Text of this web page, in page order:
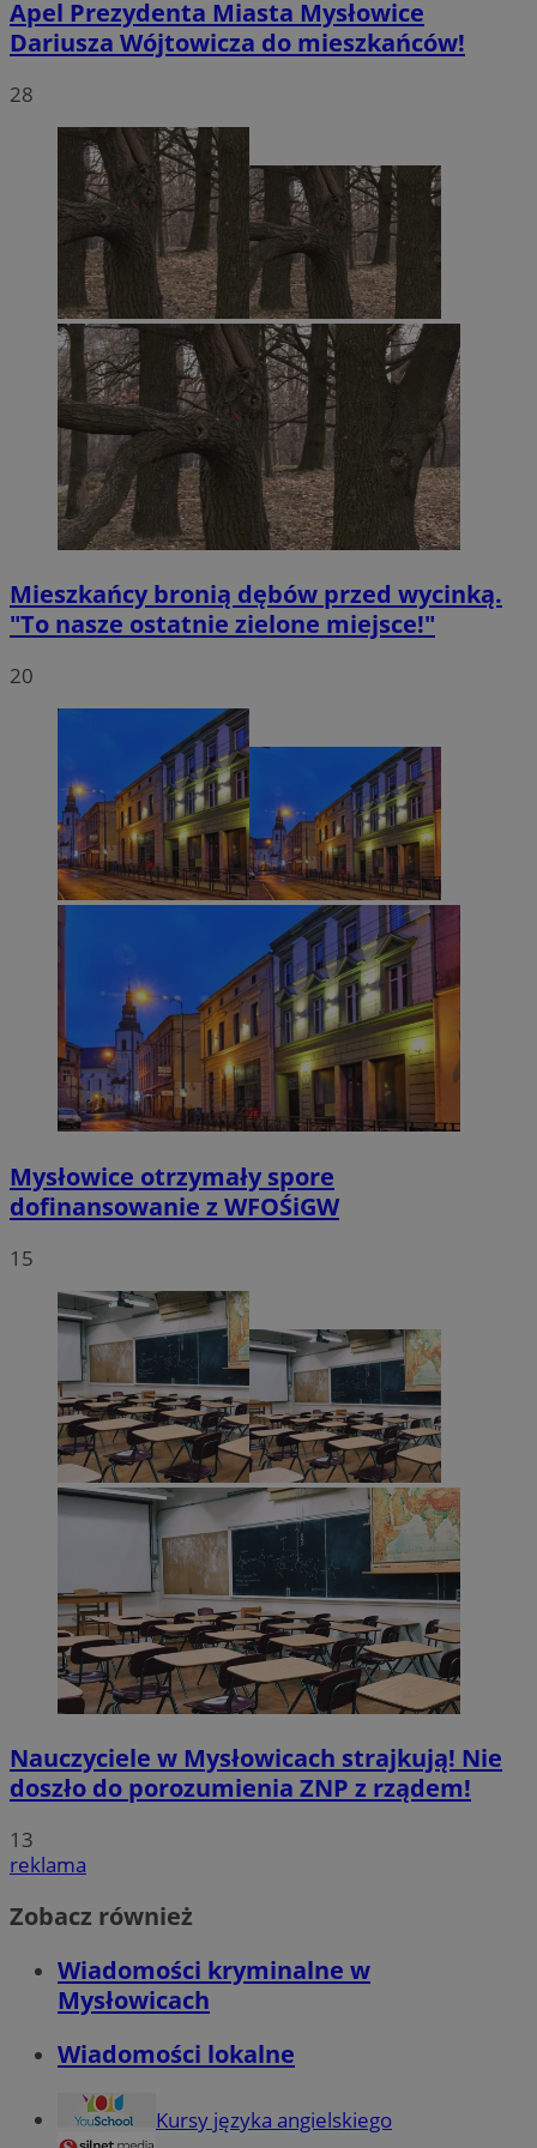
Apel Prezydenta Miasta Mysłowice
Dariusza Wójtowicza do mieszkańców!
28
Mieszkańcy bronią dębów przed wycinką.
"To nasze ostatnie zielone miejsce!"
20
Mysłowice otrzymały spore
dofinansowanie z WFOŚiGW
15
Nauczyciele w Mysłowicach strajkują! Nie
doszło do porozumienia ZNP z rządem!
13
reklama
Zobacz również
Wiadomości kryminalne w
Mysłowicach
Wiadomości lokalne
Kursy języka angielskiego